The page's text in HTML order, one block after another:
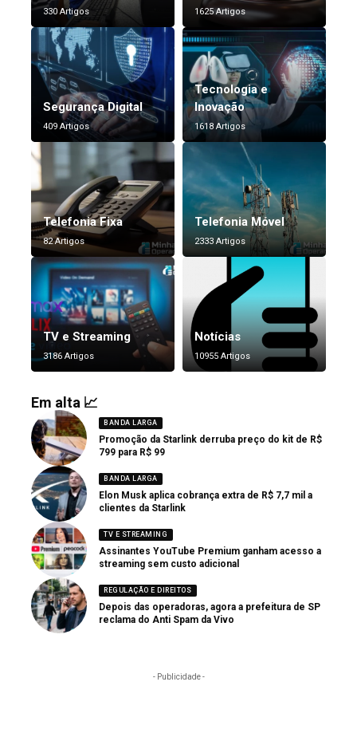
330 Artigos 1625 Artigos
Segurança Digital
409 Artigos
Tecnologia e
Inovação
1618 Artigos
Telefonia Fixa
82 Artigos
Telefonia Móvel
2333 Artigos
TV e Streaming
3186 Artigos
Notícias
10955 Artigos
Em alta 📈
BANDA LARGA
Promoção da Starlink derruba preço do kit de R$
799 para R$ 99
BANDA LARGA
Elon Musk aplica cobrança extra de R$ 7,7 mil a
clientes da Starlink
TV E STREAMING
Assinantes YouTube Premium ganham acesso a
streaming sem custo adicional
REGULAÇÃO E DIREITOS
Depois das operadoras, agora a prefeitura de SP
reclama do Anti Spam da Vivo
- Publicidade -